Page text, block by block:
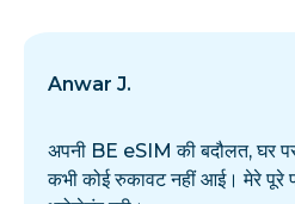
Anwar J.
अपनी BE eSIM की बदौलत, घर
कभी कोई रुकावट नहीं आई। मेरे पूरे